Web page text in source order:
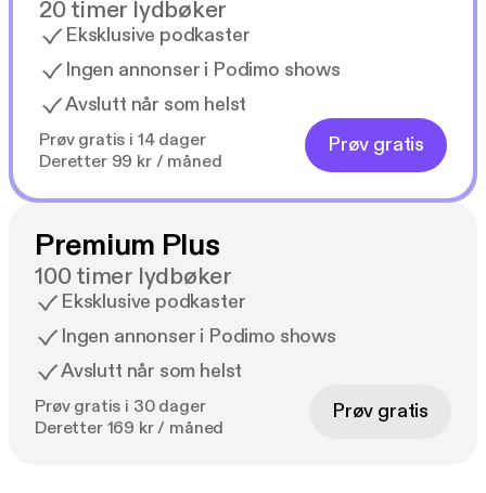
20 timer lydbøker
Eksklusive podkaster
Ingen annonser i Podimo shows
Avslutt når som helst
Prøv gratis i 14 dager
Deretter 99 kr / måned
Prøv gratis
Premium Plus
100 timer lydbøker
Eksklusive podkaster
Ingen annonser i Podimo shows
Avslutt når som helst
Prøv gratis i 30 dager
Deretter 169 kr / måned
Prøv gratis